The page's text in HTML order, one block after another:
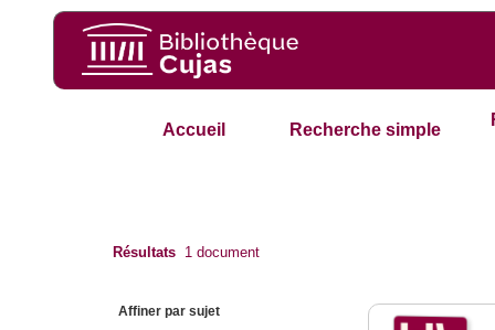
Accueil Recherche simple
Résultats 1 document
Affiner par sujet